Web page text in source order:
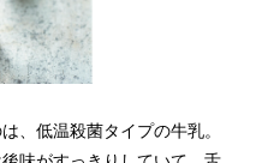
、低温殺菌タイプの牛乳。